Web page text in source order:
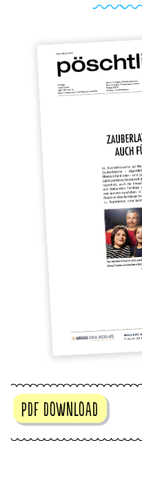
PDF DOWNLOAD